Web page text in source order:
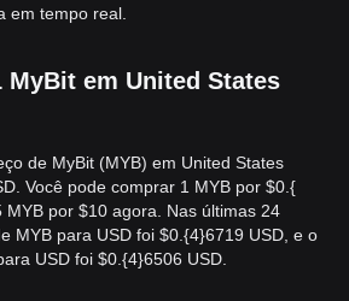
em tempo real.
MyBit em United States
de MyBit (MYB) em United States
Você pode comprar 1 MYB por $0.{​
por $10 agora. Nas últimas 24
MYB para USD foi $0.{​4}6719 USD, e o
USD foi $0.{​4}6506 USD.